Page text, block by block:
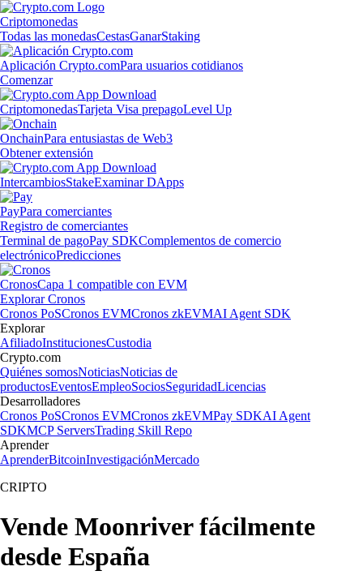
Criptomonedas
Todas las monedasCestasGanarStaking
Aplicación Crypto.comPara usuarios cotidianos
Comenzar
CriptomonedasTarjeta Visa prepagoLevel Up
OnchainPara entusiastas de Web3
Obtener extensión
IntercambiosStakeExaminar DApps
PayPara comerciantes
Registro de comerciantes
Terminal de pagoPay SDKComplementos de comercio
electrónicoPredicciones
CronosCapa 1 compatible con EVM
Explorar Cronos
Cronos PoSCronos EVMCronos zkEVMAI Agent SDK
Explorar
AfiliadoInstitucionesCustodia
Crypto.com
Quiénes somosNoticiasNoticias de
productosEventosEmpleoSociosSeguridadLicencias
Desarrolladores
Cronos PoSCronos EVMCronos zkEVMPay SDKAI Agent
SDKMCP ServersTrading Skill Repo
Aprender
AprenderBitcoinInvestigaciónMercado
CRIPTO
Vende Moonriver fácilmente
desde España